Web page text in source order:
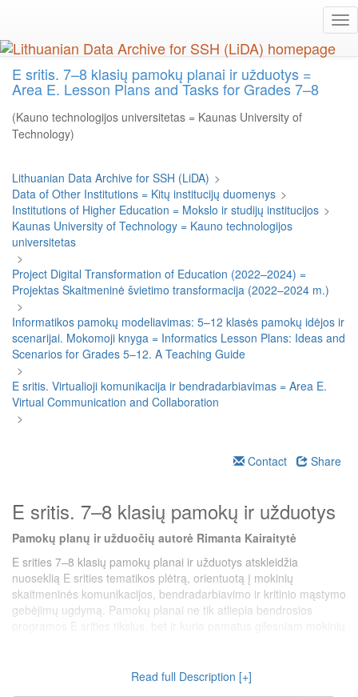
main
content
E sritis. 7–8 klasių pamokų planai ir užduotys =
Area E. Lesson Plans and Tasks for Grades 7–8
(Kauno technologijos universitetas = Kaunas University of
Technology)
Lithuanian Data Archive for SSH (LiDA) >
Data of Other Institutions = Kitų institucijų duomenys >
Institutions of Higher Education = Mokslo ir studijų institucijos >
Kaunas University of Technology = Kauno technologijos
universitetas
>
Project Digital Transformation of Education (2022–2024) =
Projektas Skaitmeninė švietimo transformacija (2022–2024 m.)
>
Informatikos pamokų modeliavimas: 5–12 klasės pamokų idėjos ir
scenarijai. Mokomoji knyga = Informatics Lesson Plans: Ideas and
Scenarios for Grades 5–12. A Teaching Guide
>
E sritis. Virtualioji komunikacija ir bendradarbiavimas = Area E.
Virtual Communication and Collaboration
>
Contact Share
E sritis. 7–8 klasių pamokų ir užduotys
Pamokų planų ir užduočių autorė Rimanta Kairaitytė
E srities 7–8 klasių pamokų planai ir užduotys atskleidžia
nuoseklią E srities tematikos plėtrą, orientuotą į mokinių
skaitmeninės komunikacijos, bendradarbiavimo ir kritinio mąstymo
gebėjimų ugdymą. Pamokų planai ne tik atliepia bendrosios
skaitmeninėje visuomenėje reikalingas kompetencijas, tokias kaip
Read full Description [+]